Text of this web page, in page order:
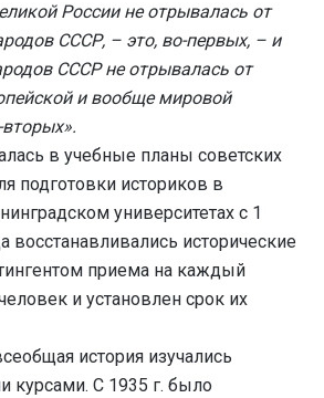
России не отрывалась от
СССР, – это, во-первых, – и
СССР не отрывалась от
и вообще мировой
в учебные планы советских
подготовки историков в
университетах с 1
восстанавливались исторические
приема на каждый
и установлен срок их
история изучались
курсами. С 1935 г. было